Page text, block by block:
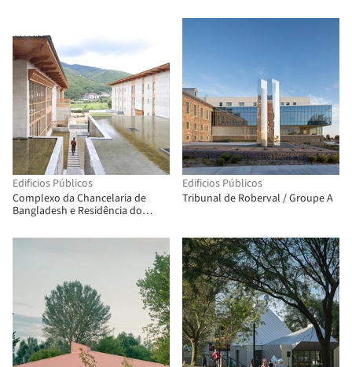
Edificios Públicos
Complexo da Chancelaria de
Bangladesh e Residência do
Edificios Públicos
Tribunal de Roberval / Groupe A